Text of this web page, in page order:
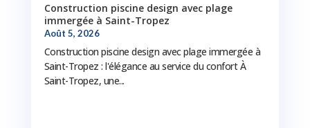
Construction piscine design avec plage
immergée à Saint-Tropez
Août 5, 2026
Construction piscine design avec plage immergée à
Saint-Tropez : l'élégance au service du confort À
Saint-Tropez, une...